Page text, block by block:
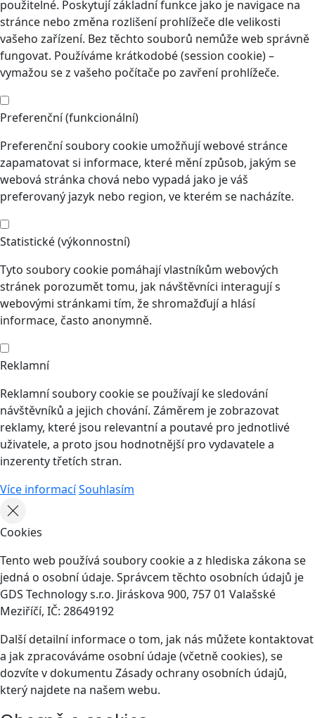
použitelné. Poskytují základní funkce jako je navigace na
stránce nebo změna rozlišení prohlížeče dle velikosti
vašeho zařízení. Bez těchto souborů nemůže web správně
fungovat. Používáme krátkodobé (session cookie) –
vymažou se z vašeho počítače po zavření prohlížeče.
Preferenční (funkcionální)
Preferenční soubory cookie umožňují webové stránce
zapamatovat si informace, které mění způsob, jakým se
webová stránka chová nebo vypadá jako je váš
preferovaný jazyk nebo region, ve kterém se nacházíte.
Statistické (výkonnostní)
Tyto soubory cookie pomáhají vlastníkům webových
stránek porozumět tomu, jak návštěvníci interagují s
webovými stránkami tím, že shromažďují a hlásí
informace, často anonymně.
Reklamní
Reklamní soubory cookie se používají ke sledování
návštěvníků a jejich chování. Záměrem je zobrazovat
reklamy, které jsou relevantní a poutavé pro jednotlivé
uživatele, a proto jsou hodnotnější pro vydavatele a
inzerenty třetích stran.
Více informacíSouhlasím
Cookies
Tento web používá soubory cookie a z hlediska zákona se
jedná o osobní údaje. Správcem těchto osobních údajů je
GDS Technology s.r.o. Jiráskova 900, 757 01 Valašské
Meziříčí, IČ: 28649192
Další detailní informace o tom, jak nás můžete kontaktovat
a jak zpracováváme osobní údaje (včetně cookies), se
dozvíte v dokumentu Zásady ochrany osobních údajů,
který najdete na našem webu.